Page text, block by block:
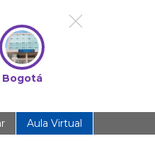
Bogotá
Aula Virtual